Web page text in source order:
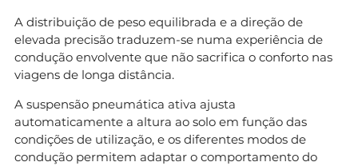
A distribuição de peso equilibrada e a direção de
elevada precisão traduzem-se numa experiência de
condução envolvente que não sacrifica o conforto nas
viagens de longa distância.
A suspensão pneumática ativa ajusta
automaticamente a altura ao solo em função das
condições de utilização, e os diferentes modos de
condução permitem adaptar o comportamento do